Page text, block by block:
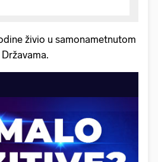
živio u samonametnutom